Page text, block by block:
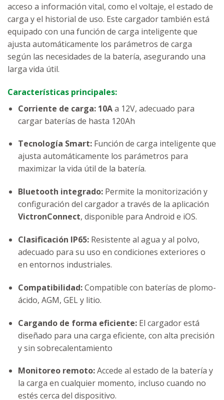
acceso a información vital, como el voltaje, el estado de
carga y el historial de uso. Este cargador también está
equipado con una función de carga inteligente que
ajusta automáticamente los parámetros de carga
según las necesidades de la batería, asegurando una
larga vida útil.
Características principales:
Corriente de carga: 10Aa 12V, adecuado para
cargar baterías de hasta 120Ah
Tecnología Smart:Función de carga inteligente que
ajusta automáticamente los parámetros para
maximizar la vida útil de la batería.
Bluetooth integrado:Permite la monitorización y
configuración del cargador a través de la aplicación
VictronConnect, disponible para Android e iOS.
Clasificación IP65:Resistente al agua y al polvo,
adecuado para su uso en condiciones exteriores o
en entornos industriales.
Compatibilidad:Compatible con baterías de plomo-
ácido, AGM, GEL y litio.
Cargando de forma eficiente:El cargador está
diseñado para una carga eficiente, con alta precisión
y sin sobrecalentamiento
Monitoreo remoto:Accede al estado de la batería y
la carga en cualquier momento, incluso cuando no
estés cerca del dispositivo.